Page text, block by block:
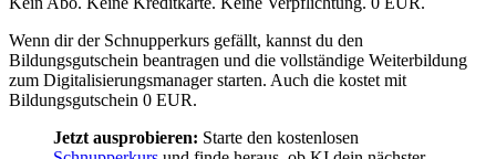
Wenn dir der Schnupperkurs gefällt, kannst du den
Bildungsgutschein beantragen und die vollständige Weiterbildung
zum Digitalisierungsmanager starten. Auch die kostet mit
Bildungsgutschein 0 EUR.
Jetzt ausprobieren: Starte den kostenlosen